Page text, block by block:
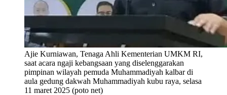
Ajie Kurniawan, Tenaga Ahli Kementerian UMKM RI,
saat acara ngaji kebangsaan yang diselenggarakan
pimpinan wilayah pemuda Muhammadiyah kalbar di
aula gedung dakwah Muhammadiyah kubu raya, selasa
11 maret 2025 (poto net)